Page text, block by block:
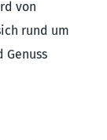
von
rund um
Genuss